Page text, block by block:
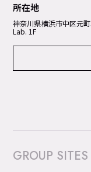
所在地
神奈川県横浜市中区元町
Lab. 1F
GROUP SITES